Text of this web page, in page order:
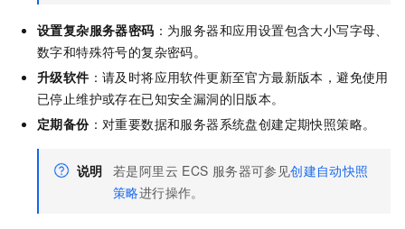
设置复杂服务器密码 ：为服务器和应用设置包含大小写字母、
数字和特殊符号的复杂密码。
升级软件 ：请及时将应用软件更新至官方最新版本，避免使用
已停止维护或存在已知安全漏洞的旧版本。
定期备份：对重要数据和服务器系统盘创建定期快照策略。
说明 若是阿里云 ECS 服务器可参见创建自动快照
策略进行操作。